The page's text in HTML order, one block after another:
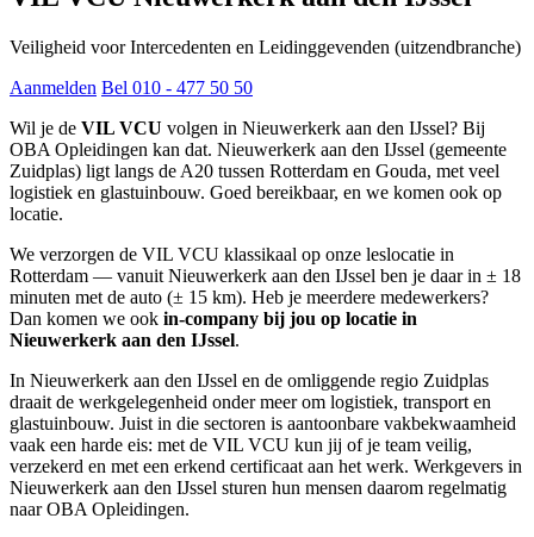
Veiligheid voor Intercedenten en Leidinggevenden (uitzendbranche)
Aanmelden Bel 010 - 477 50 50
Wil je de VIL VCU volgen in Nieuwerkerk aan den IJssel? Bij
OBA Opleidingen kan dat. Nieuwerkerk aan den IJssel (gemeente
Zuidplas) ligt langs de A20 tussen Rotterdam en Gouda, met veel
logistiek en glastuinbouw. Goed bereikbaar, en we komen ook op
locatie.
We verzorgen de VIL VCU klassikaal op onze leslocatie in
Rotterdam — vanuit Nieuwerkerk aan den IJssel ben je daar in ± 18
minuten met de auto (± 15 km). Heb je meerdere medewerkers?
Dan komen we ook in-company bij jou op locatie in
Nieuwerkerk aan den IJssel.
In Nieuwerkerk aan den IJssel en de omliggende regio Zuidplas
draait de werkgelegenheid onder meer om logistiek, transport en
glastuinbouw. Juist in die sectoren is aantoonbare vakbekwaamheid
vaak een harde eis: met de VIL VCU kun jij of je team veilig,
verzekerd en met een erkend certificaat aan het werk. Werkgevers in
Nieuwerkerk aan den IJssel sturen hun mensen daarom regelmatig
naar OBA Opleidingen.